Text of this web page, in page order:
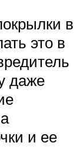
в
это в
даже
и ее